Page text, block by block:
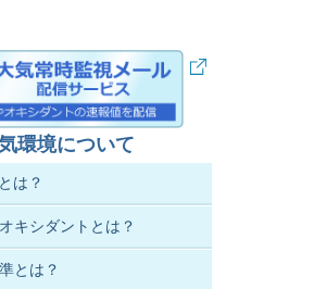
環境について
は？
キシダントとは？
とは？